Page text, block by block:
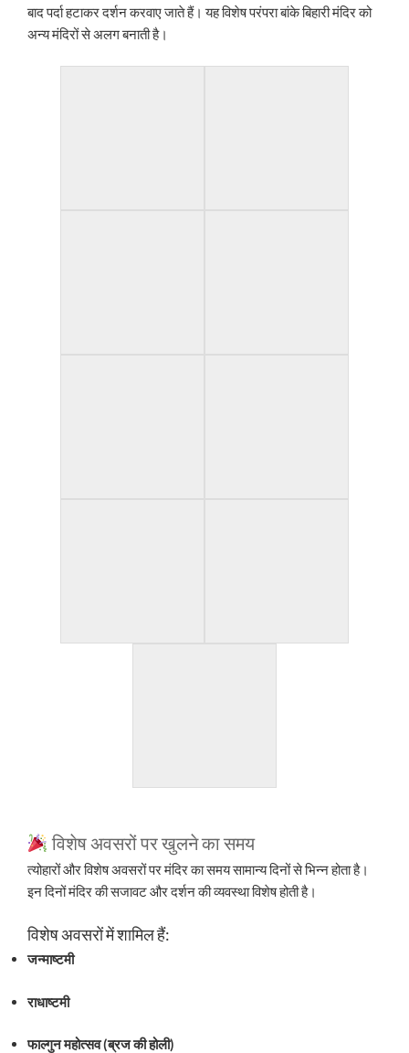
बाद पर्दा हटाकर दर्शन करवाए जाते हैं। यह विशेष परंपरा बांके बिहारी मंदिर को
अन्य मंदिरों से अलग बनाती है।
विशेष अवसरों पर खुलने का समय
त्योहारों और विशेष अवसरों पर मंदिर का समय सामान्य दिनों से भिन्न होता है।
इन दिनों मंदिर की सजावट और दर्शन की व्यवस्था विशेष होती है।
विशेष अवसरों में शामिल हैं:
जन्माष्टमी
राधाष्टमी
फाल्गुन महोत्सव (ब्रज की होली)